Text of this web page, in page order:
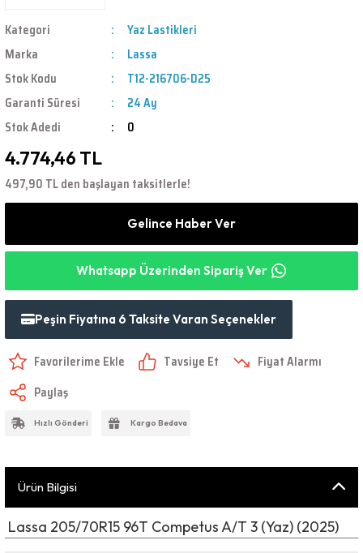
Kategori
Yaz Lastikleri
Marka
Lassa
Stok Kodu
T12-216706-D25
Garanti Süresi
24 Ay
Stok Adedi
0
4.774,46 TL
497,90 TL den başlayan taksitlerle!
Gelince Haber Ver
Whatsapp Üzerinden Sipariş Ver
Peşin Fiyatına 6 Taksite Varan Seçenekler
Tavsiye Et
Fiyat Alarmı
Paylaş
Hızlı Gönderi Kargo Bedava
Ürün Bilgisi
Lassa 205/70R15 96T Competus A/T 3 (Yaz) (2025)